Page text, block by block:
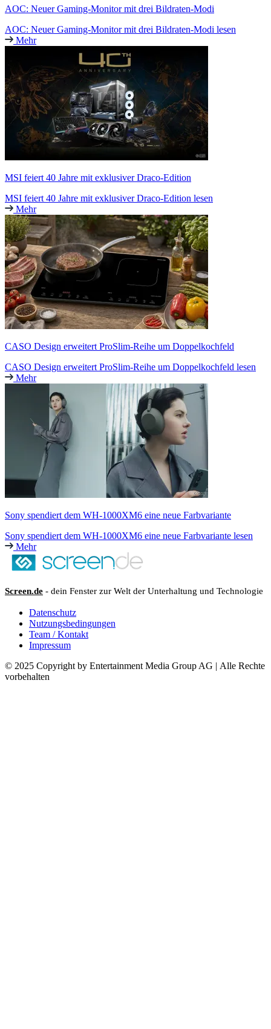
AOC: Neuer Gaming-Monitor mit drei Bildraten-Modi
AOC: Neuer Gaming-Monitor mit drei Bildraten-Modi lesen
Mehr
MSI feiert 40 Jahre mit exklusiver Draco-Edition
MSI feiert 40 Jahre mit exklusiver Draco-Edition lesen
Mehr
CASO Design erweitert ProSlim-Reihe um Doppelkochfeld
CASO Design erweitert ProSlim-Reihe um Doppelkochfeld lesen
Mehr
Sony spendiert dem WH-1000XM6 eine neue Farbvariante
Sony spendiert dem WH-1000XM6 eine neue Farbvariante lesen
Mehr
Screen.de - dein Fenster zur Welt der Unterhaltung und Technologie
Datenschutz
Nutzungsbedingungen
Team / Kontakt
Impressum
© 2025 Copyright by Entertainment Media Group AG | Alle Rechte
vorbehalten